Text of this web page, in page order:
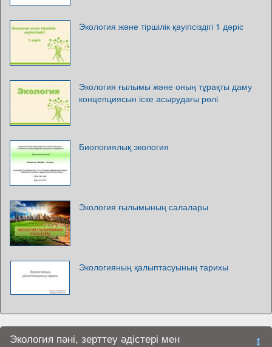
Экология және тіршілік қауіпсіздігі 1 дәріс
Экология ғылымы және оның тұрақты даму
концепциясын іске асырудағы рөлі
Биологиялық экология
Экология ғылымының салалары
Экологияның қалыптасуының тарихы
Экология пәні, зерттеу әдістері мен